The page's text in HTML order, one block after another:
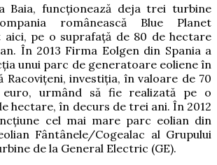
Baia, funcţionează deja trei turbine
românească Blue Planet
pe o suprafaţă de 80 de hectare
În 2013 Firma Eolgen din Spania a
unui parc de generatoare eoliene în
Racovițeni, investiția, în valoare de 70
urmând să fie realizată pe o
hectare, în decurs de trei ani. În 2012
cel mai mare parc eolian din
Fântânele/Cogealac al Grupului
de la General Electric (GE).